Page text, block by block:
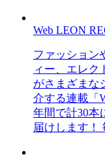
Web LEON
ファッション
ィー、エレク
がさまざまな
介する連載「
年間で計30本
届けします！